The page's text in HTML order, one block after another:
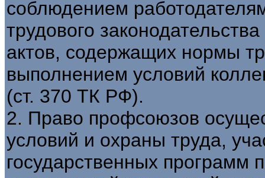
соблюдением
трудового
актов, содержащих нормы
выполнением условий
(ст. 370 ТК РФ).
2. Право профсоюзов
условий и охраны труда,
государственных программ